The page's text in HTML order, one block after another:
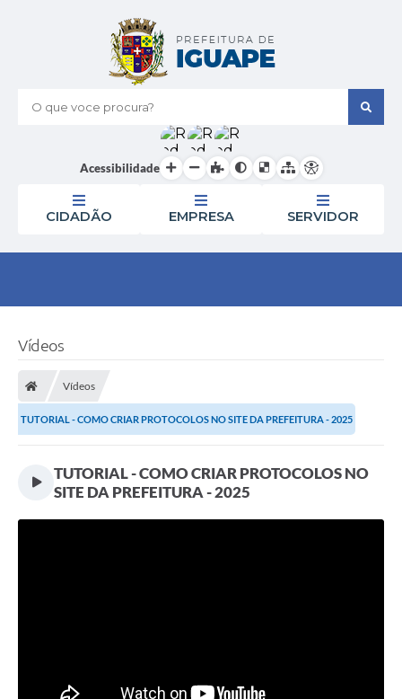
O que voce procura?
Acessibilidade
CIDADÃO EMPRESA SERVIDOR
Vídeos
Vídeos
TUTORIAL - COMO CRIAR PROTOCOLOS NO SITE DA PREFEITURA - 2025
TUTORIAL - COMO CRIAR PROTOCOLOS NO
SITE DA PREFEITURA - 2025